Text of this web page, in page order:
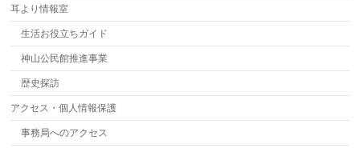
耳より情報室
生活お役立ちガイド
神山公民館推進事業
歴史探訪
アクセス・個人情報保護
事務局へのアクセス